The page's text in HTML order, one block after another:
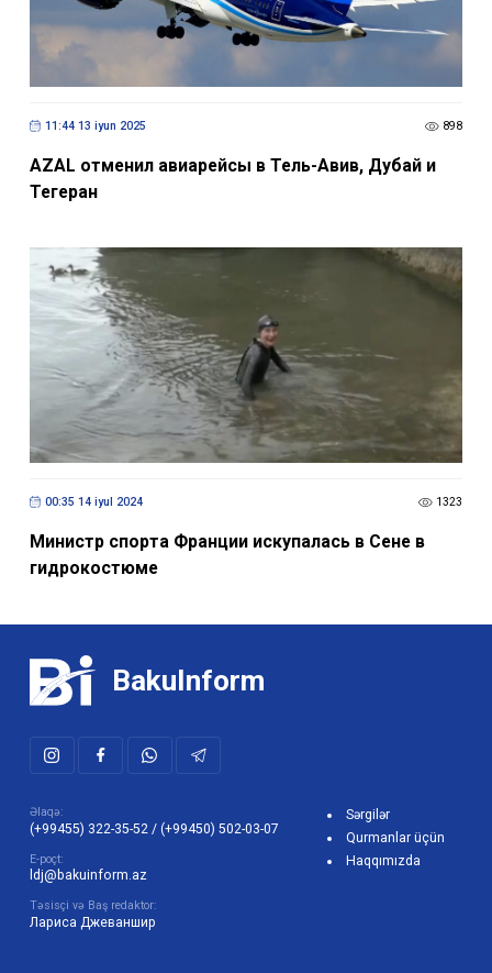
11:44 13 iyun 2025 898
AZAL отменил авиарейсы в Тель-Авив, Дубай и
Тегеран
00:35 14 iyul 2024 1323
Министр спорта Франции искупалась в Сене в
гидрокостюме
BakuInform
Əlaqə:
(+99455) 322-35-52 / (+99450) 502-03-07
E-poçt:
ldj@bakuinform.az
Təsisçi və Baş redaktor:
Лариса Джеваншир
Sərgilər
Qurmanlar üçün
Haqqımızda